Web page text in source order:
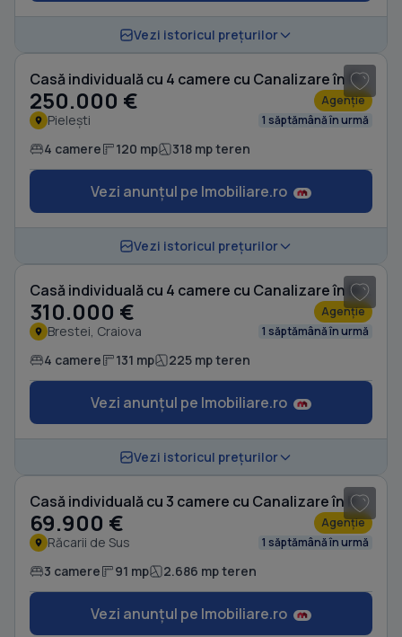
Vezi istoricul prețurilor
Casă individuală cu 4 camere cu Canalizare în Pielești
250.000 € Agenție
Pielești 1 săptămână în urmă
4 camere 120 mp 318 mp teren
Vezi anunțul pe Imobiliare.ro
Vezi istoricul prețurilor
Casă individuală cu 4 camere cu Canalizare în Brestei
310.000 € Agenție
Brestei, Craiova 1 săptămână în urmă
4 camere 131 mp 225 mp teren
Vezi anunțul pe Imobiliare.ro
Vezi istoricul prețurilor
Casă individuală cu 3 camere cu Canalizare în Răcarii de Sus
69.900 € Agenție
Răcarii de Sus 1 săptămână în urmă
3 camere 91 mp 2.686 mp teren
Vezi anunțul pe Imobiliare.ro